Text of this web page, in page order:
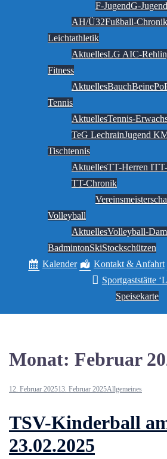
F-JugendG-Jugend
AH/Ü32Fußball-Chronik
Leichtathletik
AktuellesLG AIC-
Fitness
AktuellesBauchBeinePo
Tennis
AktuellesTennis-
TeG LechrainJugend
Tischtennis
AktuellesTT-Herren I
TT-Chronik
Volleyball
AktuellesVolleyball-
BadmintonSkiStockschützen
Kalender
Kontakt & Anfahrt
Sportgaststätte
Speisekarte
Monat: Februar
12. Februar 202513. Februar 2025Allgemeines
TSV-Kinderball
23.02.2025